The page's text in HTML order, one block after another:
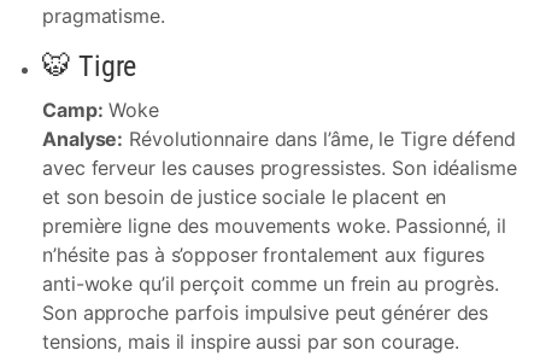
pragmatisme.
🐯 Tigre
Camp: Woke
Analyse: Révolutionnaire dans l’âme, le Tigre défend
avec ferveur les causes progressistes. Son idéalisme
et son besoin de justice sociale le placent en
première ligne des mouvements woke. Passionné, il
n’hésite pas à s’opposer frontalement aux figures
anti-woke qu’il perçoit comme un frein au progrès.
Son approche parfois impulsive peut générer des
tensions, mais il inspire aussi par son courage.